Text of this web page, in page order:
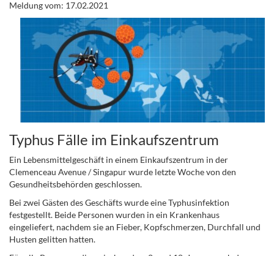
Meldung vom: 17.02.2021
Typhus Fälle im Einkaufszentrum
Ein Lebensmittelgeschäft in einem Einkaufszentrum in der
Clemenceau Avenue / Singapur wurde letzte Woche von den
Gesundheitsbehörden geschlossen.
Bei zwei Gästen des Geschäfts wurde eine Typhusinfektion
festgestellt. Beide Personen wurden in ein Krankenhaus
eingeliefert, nachdem sie an Fieber, Kopfschmerzen, Durchfall und
Husten gelitten hatten.